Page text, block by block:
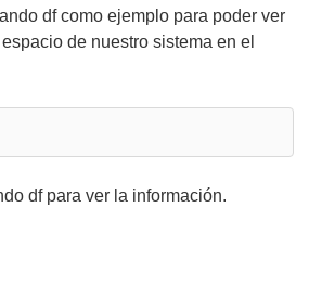
df como ejemplo para poder ver
de nuestro sistema en el
df para ver la información.